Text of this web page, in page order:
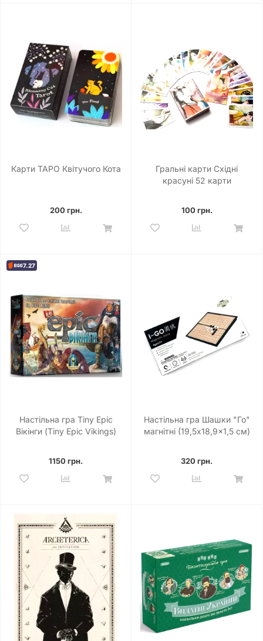
Карти ТАРО Квітучого Кота
200 грн.
Гральні карти Східні
красуні 52 карти
100 грн.
7.27
Настільна гра Tiny Epic
Вікінги (Tiny Epic Vikings)
1150 грн.
Настільна гра Шашки "Го"
магнітні (19,5x18,9x1,5 см)
320 грн.